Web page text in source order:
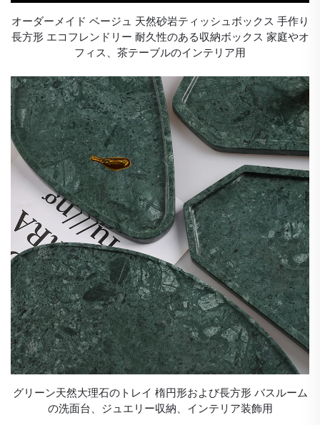
オーダーメイド ベージュ 天然砂岩ティッシュボックス 手作り
長方形 エコフレンドリー 耐久性のある収納ボックス 家庭やオ
フィス、茶テーブルのインテリア用
グリーン天然大理石のトレイ 楕円形および長方形 バスルーム
の洗面台、ジュエリー収納、インテリア装飾用